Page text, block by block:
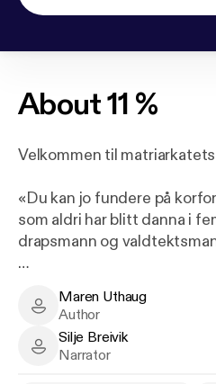
About11 %
Velkommen til
«Du kan jo fundere på
som aldri har blitt danna i
drapsmann og
nokre få hannar som blir
Lolland.
Maren Uthaug - Author
Maren Uthaug
Author
Silje Breivik - Narrator
Silje Breivik
Narrator